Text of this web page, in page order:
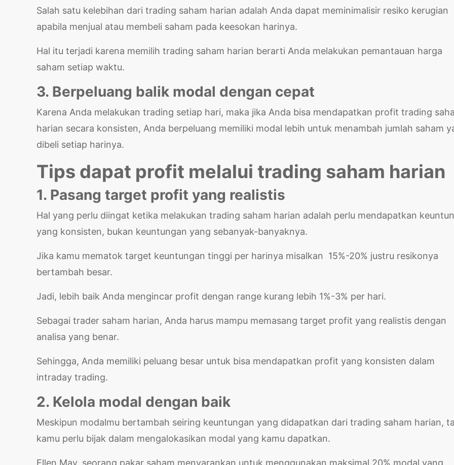
Salah satu kelebihan dari trading saham harian adalah Anda dapat meminimalisir resiko kerugian
apabila menjual atau membeli saham pada keesokan harinya.
Hal itu terjadi karena memilih trading saham harian berarti Anda melakukan pemantauan harga
saham setiap waktu.
3. Berpeluang balik modal dengan cepat
Karena Anda melakukan trading setiap hari, maka jika Anda bisa mendapatkan profit trading
harian secara konsisten, Anda berpeluang memiliki modal lebih untuk menambah jumlah saham
dibeli setiap harinya.
Tips dapat profit melalui trading saham harian
1. Pasang target profit yang realistis
Hal yang perlu diingat ketika melakukan trading saham harian adalah perlu mendapatkan
yang konsisten, bukan keuntungan yang sebanyak-banyaknya.
Jika kamu mematok target keuntungan tinggi per harinya misalkan 15%-20% justru resikonya
bertambah besar.
Jadi, lebih baik Anda mengincar profit dengan range kurang lebih 1%-3% per hari.
Sebagai trader saham harian, Anda harus mampu memasang target profit yang realistis dengan
analisa yang benar.
Sehingga, Anda memiliki peluang besar untuk bisa mendapatkan profit yang konsisten dalam
intraday trading.
2. Kelola modal dengan baik
Meskipun modalmu bertambah seiring keuntungan yang didapatkan dari trading saham harian,
kamu perlu bijak dalam mengalokasikan modal yang kamu dapatkan.
Ellen May, seorang pakar saham menyarankan untuk menggunakan maksimal 20% modal yang